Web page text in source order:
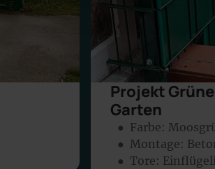
Projekt
Garten
● Farbe:
● Montage:
● Tore: